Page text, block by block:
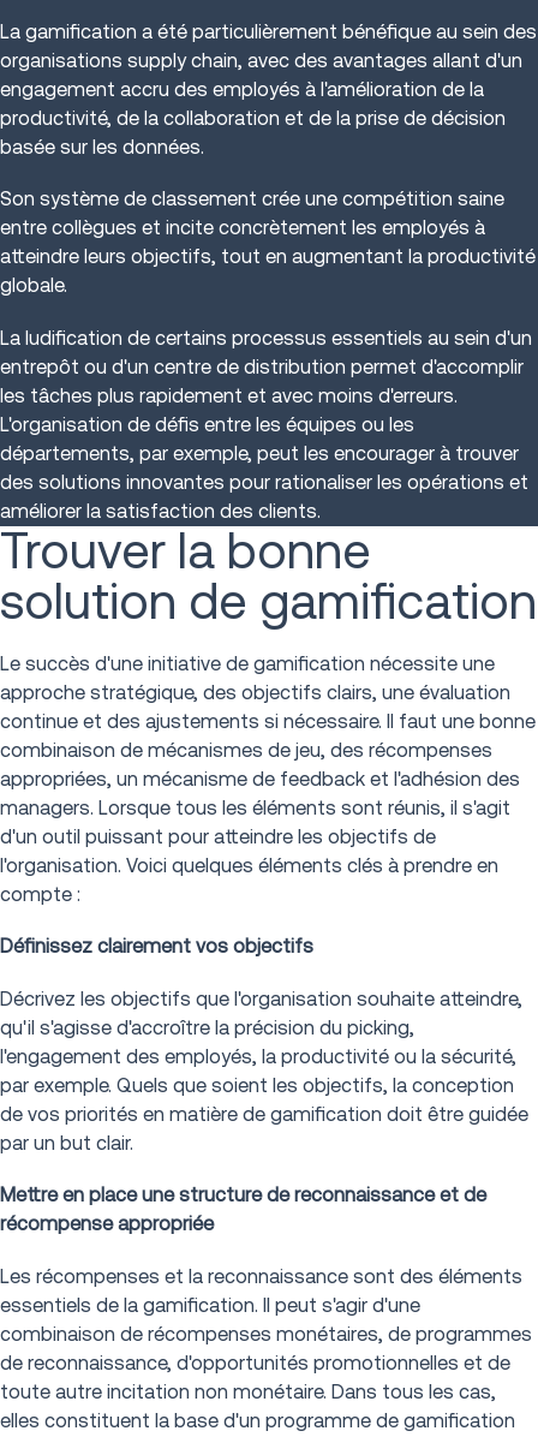
La gamification a été particulièrement bénéfique au sein des
organisations supply chain, avec des avantages allant d'un
engagement accru des employés à l'amélioration de la
productivité, de la collaboration et de la prise de décision
basée sur les données.
Son système de classement crée une compétition saine
entre collègues et incite concrètement les employés à
atteindre leurs objectifs, tout en augmentant la productivité
globale.
La ludification de certains processus essentiels au sein d'un
entrepôt ou d'un centre de distribution permet d'accomplir
les tâches plus rapidement et avec moins d'erreurs.
L'organisation de défis entre les équipes ou les
départements, par exemple, peut les encourager à trouver
des solutions innovantes pour rationaliser les opérations et
améliorer la satisfaction des clients.
Trouver la bonne
solution de gamification
Le succès d'une initiative de gamification nécessite une
approche stratégique, des objectifs clairs, une évaluation
continue et des ajustements si nécessaire. Il faut une bonne
combinaison de mécanismes de jeu, des récompenses
appropriées, un mécanisme de feedback et l'adhésion des
managers. Lorsque tous les éléments sont réunis, il s'agit
d'un outil puissant pour atteindre les objectifs de
l'organisation. Voici quelques éléments clés à prendre en
compte :
Définissez clairement vos objectifs
Décrivez les objectifs que l'organisation souhaite atteindre,
qu'il s'agisse d'accroître la précision du picking,
l'engagement des employés, la productivité ou la sécurité,
par exemple. Quels que soient les objectifs, la conception
de vos priorités en matière de gamification doit être guidée
par un but clair.
Mettre en place une structure de reconnaissance et de
récompense appropriée
Les récompenses et la reconnaissance sont des éléments
essentiels de la gamification. Il peut s'agir d'une
combinaison de récompenses monétaires, de programmes
de reconnaissance, d'opportunités promotionnelles et de
toute autre incitation non monétaire. Dans tous les cas,
elles constituent la base d'un programme de gamification